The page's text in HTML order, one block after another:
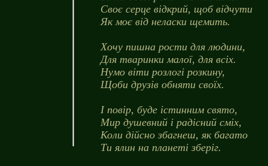
Своє серце відкрий, щоб відчути
Як моє від неласки щемить.
Хочу пишна рости для людини,
Для тваринки малої, для всіх.
Нумо віти розлогі розкину,
Щоби друзів обняти своїх.
І повір, буде істинним свято,
Мир душевний і радісний сміх,
Коли дійсно збагнеш, як багато
Ти ялин на планеті зберіг.